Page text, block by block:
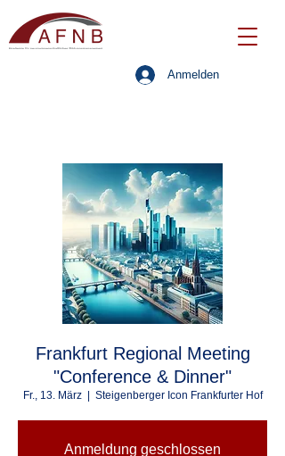
Anmelden
Frankfurt Regional Meeting
"Conference & Dinner"
Fr., 13. März
  |
Steigenberger Icon Frankfurter Hof
Anmeldung geschlossen